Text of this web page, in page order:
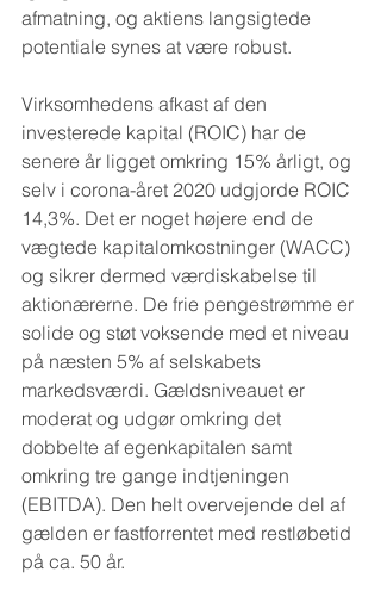
afmatning, og aktiens langsigtede
potentiale synes at være robust.
Virksomhedens afkast af den
investerede kapital (ROIC) har de
senere år ligget omkring 15% årligt, og
selv i corona-året 2020 udgjorde ROIC
14,3%. Det er noget højere end de
vægtede kapitalomkostninger (WACC)
og sikrer dermed værdiskabelse til
aktionærerne. De frie pengestrømme er
solide og støt voksende med et niveau
på næsten 5% af selskabets
markedsværdi. Gældsniveauet er
moderat og udgør omkring det
dobbelte af egenkapitalen samt
omkring tre gange indtjeningen
(EBITDA). Den helt overvejende del af
gælden er fastforrentet med restløbetid
på ca. 50 år.